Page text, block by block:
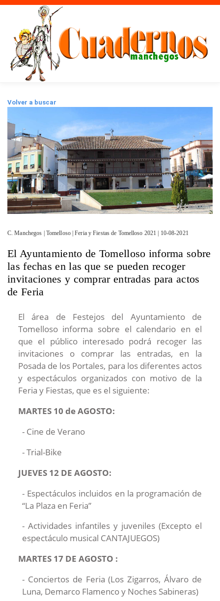
Volver a buscar
C. Manchegos | Tomelloso | Feria y Fiestas de Tomelloso 2021 | 10-08-2021
El Ayuntamiento de Tomelloso informa sobre
las fechas en las que se pueden recoger
invitaciones y comprar entradas para actos
de Feria
El área de Festejos del Ayuntamiento de
Tomelloso informa sobre el calendario en el
que el público interesado podrá recoger las
invitaciones o comprar las entradas, en la
Posada de los Portales, para los diferentes actos
y espectáculos organizados con motivo de la
Feria y Fiestas, que es el siguiente:
MARTES 10 de AGOSTO:
- Cine de Verano
- Trial-Bike
JUEVES 12 DE AGOSTO:
- Espectáculos incluidos en la programación de
“La Plaza en Feria”
- Actividades infantiles y juveniles (Excepto el
espectáculo musical CANTAJUEGOS)
MARTES 17 DE AGOSTO :
- Conciertos de Feria (Los Zigarros, Álvaro de
Luna, Demarco Flamenco y Noches Sabineras)